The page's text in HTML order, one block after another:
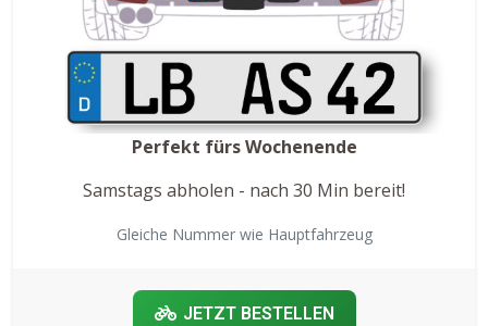
Perfekt fürs Wochenende
Samstags abholen - nach 30 Min bereit!
Gleiche Nummer wie Hauptfahrzeug
JETZT BESTELLEN